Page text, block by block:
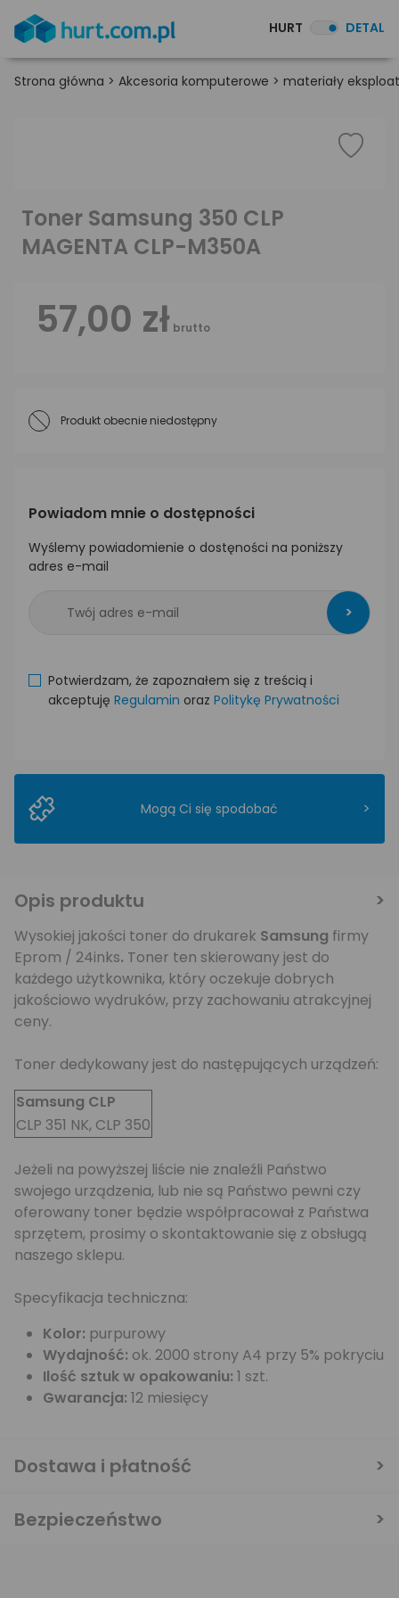
HURT DETAL
Strona główna > Akcesoria komputerowe > materiały
Toner Samsung 350 CLP
MAGENTA CLP-M350A
57,00 zł brutto
Produkt obecnie niedostępny
Powiadom mnie o dostępności
Wyślemy powiadomienie o dostęności na poniższy
adres e-mail
>
Potwierdzam, że zapoznałem się z treścią i
akceptuję Regulamin oraz Politykę Prywatności
Mogą Ci się spodobać >
Opis produktu
Wysokiej jakości toner do drukarek Samsung firmy
Eprom / 24inks. Toner ten skierowany jest do
każdego użytkownika, który oczekuje dobrych
jakościowo wydruków, przy zachowaniu atrakcyjnej
ceny.
Toner dedykowany jest do następujących urządzeń:
Samsung CLP
CLP 351 NK, CLP 350
Jeżeli na powyższej liście nie znaleźli Państwo
swojego urządzenia, lub nie są Państwo pewni czy
oferowany toner będzie współpracował z Państwa
sprzętem, prosimy o skontaktowanie się z obsługą
naszego sklepu.
Specyfikacja techniczna:
Kolor: purpurowy
Wydajność: ok. 2000 strony A4 przy 5% pokryciu
Ilość sztuk w opakowaniu: 1 szt.
Gwarancja: 12 miesięcy
Dostawa i płatność
Bezpieczeństwo